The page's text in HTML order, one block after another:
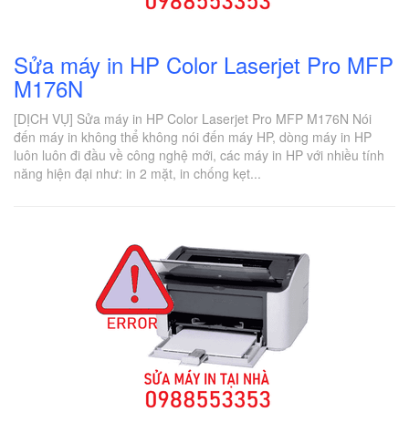
Sửa máy in HP Color Laserjet Pro MFP
M176N
[DỊCH VỤ] Sửa máy in HP Color Laserjet Pro MFP M176N Nói
đến máy in không thể không nói đến máy HP, dòng máy in HP
luôn luôn đi đầu về công nghệ mới, các máy in HP với nhiều tính
năng hiện đại như: in 2 mặt, in chống kẹt...